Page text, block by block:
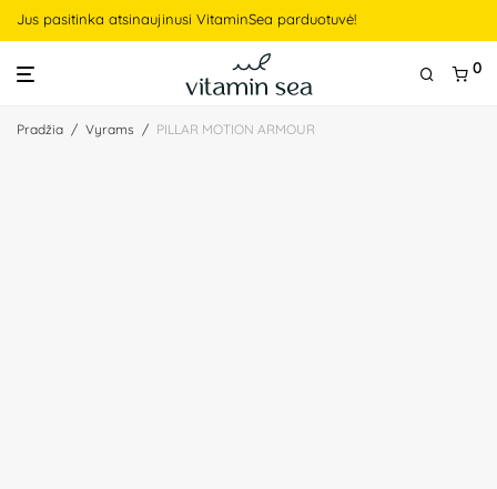
Jus pasitinka atsinaujinusi VitaminSea parduotuvė!
0
Pradžia / Vyrams / PILLAR MOTION ARMOUR